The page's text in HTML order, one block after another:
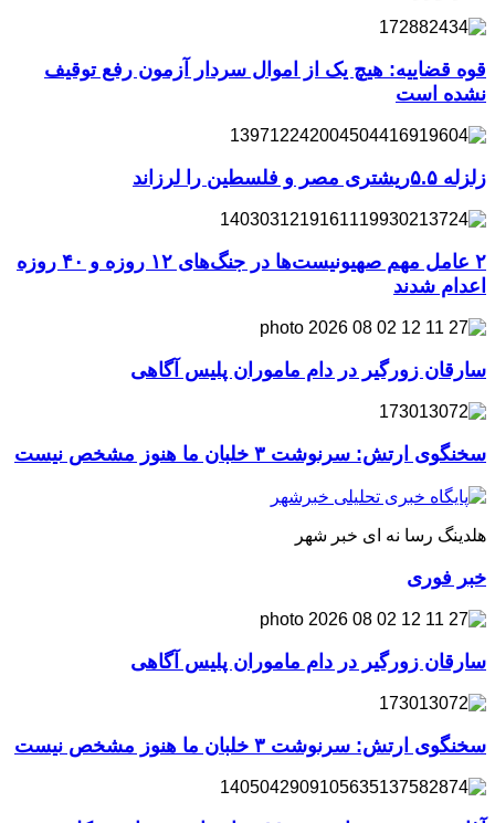
قوه قضاییه: هیچ یک از اموال سردار آزمون رفع توقیف
نشده است
زلزله ۵.۵ریشتری مصر و فلسطین را لرزاند
۲ عامل مهم صهیونیست‌ها در جنگ‌های ۱۲ روزه و ۴۰ روزه
اعدام شدند
سارقان زورگیر در دام ماموران پلیس آگاهی
سخنگوی ارتش: سرنوشت ۳ خلبان ما هنوز مشخص نیست
هلدینگ رسا نه ای خبر شهر
خبر فوری
سارقان زورگیر در دام ماموران پلیس آگاهی
سخنگوی ارتش: سرنوشت ۳ خلبان ما هنوز مشخص نیست